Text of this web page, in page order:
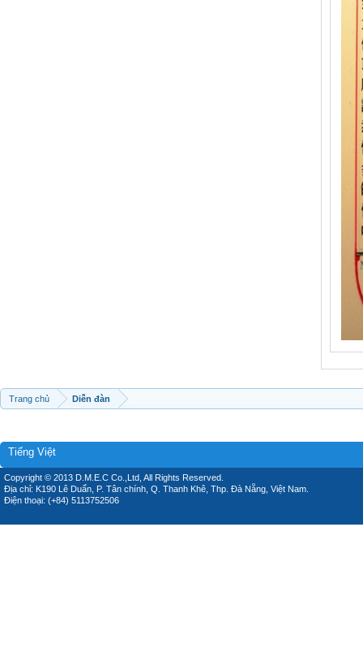
Trang chủ Diễn đàn
Tiếng Việt
Copyright © 2013 D.M.E.C Co.,Ltd, All Rights Reserved.
Địa chỉ: K190 Lê Duẩn, P. Tân chính, Q. Thanh Khê, Thp. Đà Nẵng, Việt Nam.
Điện thoại: (+84) 5113752506